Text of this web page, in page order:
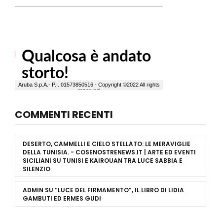
COMMENTI RECENTI
DESERTO, CAMMELLI E CIELO STELLATO: LE MERAVIGLIE
DELLA TUNISIA. - COSENOSTRENEWS.IT | ARTE ED EVENTI
SICILIANI SU TUNISI E KAIROUAN TRA LUCE SABBIA E
SILENZIO
ADMIN SU “LUCE DEL FIRMAMENTO”, IL LIBRO DI LIDIA
GAMBUTI ED ERMES GUDI